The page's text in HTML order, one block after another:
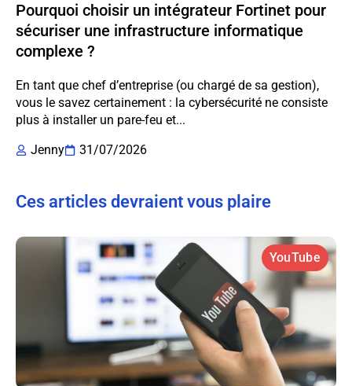
Pourquoi choisir un intégrateur Fortinet pour
sécuriser une infrastructure informatique
complexe ?
En tant que chef d’entreprise (ou chargé de sa gestion),
vous le savez certainement : la cybersécurité ne consiste
plus à installer un pare-feu et...
Jenny
31/07/2026
Ces articles devraient vous plaire
YouTube